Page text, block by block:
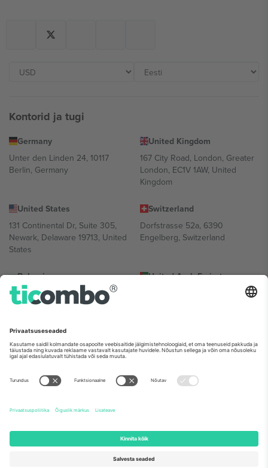
Kontorid ja tugi
Germany
Unter den Linden 24, 10117
Berlin, Germany
United Kingdom
167 City Road, London, Greater
London, EC1V 1AW, United
Kingdom
United States
131 Continental Dr, Suite 305,
Newark, Delaware 19713, United
States
Switzerland
Dorfstrasse 52a, 6390
Engelberg, Switzerland
Bulgaria
Regus Sofia City West, bul
Totleben 53-55, 1606 Sofia,
United Arab Emirates
UAE Dubai Silicon Oasis, DDP
Mexico
Av Chapultepec 360, Roma
Norte, Cuauhtémoc, 06700
Ciudad de México, CDMX,
sündmusest ja/või domeenist. Detailide jaoks vaata konkreetse
sündmuse lehte, impressumit ja tingimusi.,
2026 Ticombo. Kõik õigused kaitstud.